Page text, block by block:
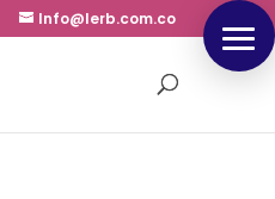
Info@lerb.com.co